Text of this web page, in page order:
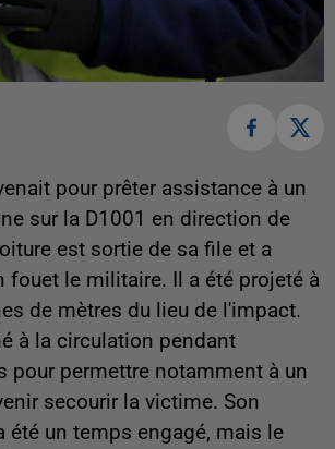
pour prêter assistance à un
sur la D1001 en direction de
est sortie de sa file et a
fouet le militaire. Il a été projeté à
de mètres du lieu de l'impact.
à la circulation pendant
pour permettre notamment à un
secourir la victime. Son
été un temps engagé, mais le